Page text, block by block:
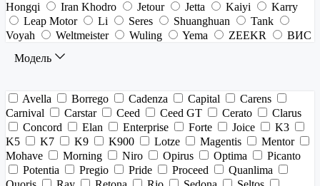
Hongqi
Iran Khodro Jetour Jetta Kaiyi
Karry
Leap Motor
Li Seres Shuanghuan
Tank
Voyah
Weltmeister Wuling Yema ZEEKR
ВИС
Модель
Avella Borrego Cadenza Capital
Carens
Carnival
Carstar Ceed Ceed GT Cerato
Clarus
Concord
Elan Enterprise Forte Joice
K3
K5
K7 K9 K900 Lotze Magentis
Mentor
Mohave
Morning Niro Opirus Optima
Picanto
Potentia
Pregio Pride Proceed
Quanlima